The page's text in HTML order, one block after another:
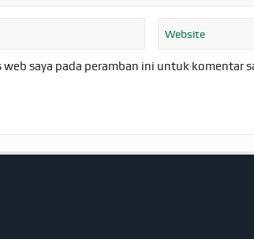
saya pada peramban ini untuk komentar